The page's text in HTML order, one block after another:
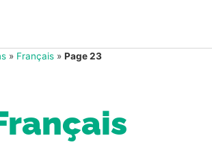
» Français » Page 23